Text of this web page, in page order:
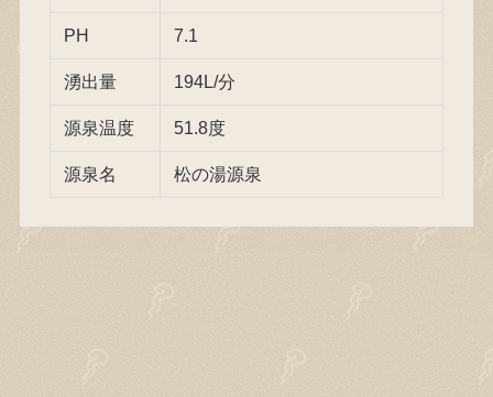
PH 7.1
湧出量 194L/分
源泉温度 51.8度
源泉名 松の湯源泉